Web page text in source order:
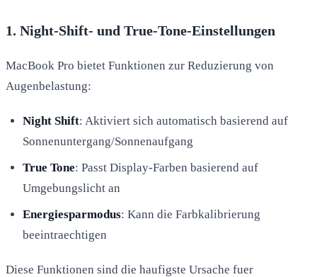
1. Night-Shift- und True-Tone-Einstellungen
MacBook Pro bietet Funktionen zur Reduzierung von
Augenbelastung:
Night Shift: Aktiviert sich automatisch basierend auf
Sonnenuntergang/Sonnenaufgang
True Tone: Passt Display-Farben basierend auf
Umgebungslicht an
Energiesparmodus: Kann die Farbkalibrierung
beeintraechtigen
Diese Funktionen sind die haufigste Ursache fuer